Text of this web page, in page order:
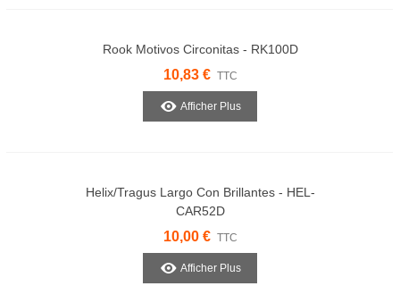
Rook Motivos Circonitas - RK100D
10,83 € TTC
Afficher Plus
Helix/Tragus Largo Con Brillantes - HEL-
CAR52D
10,00 € TTC
Afficher Plus